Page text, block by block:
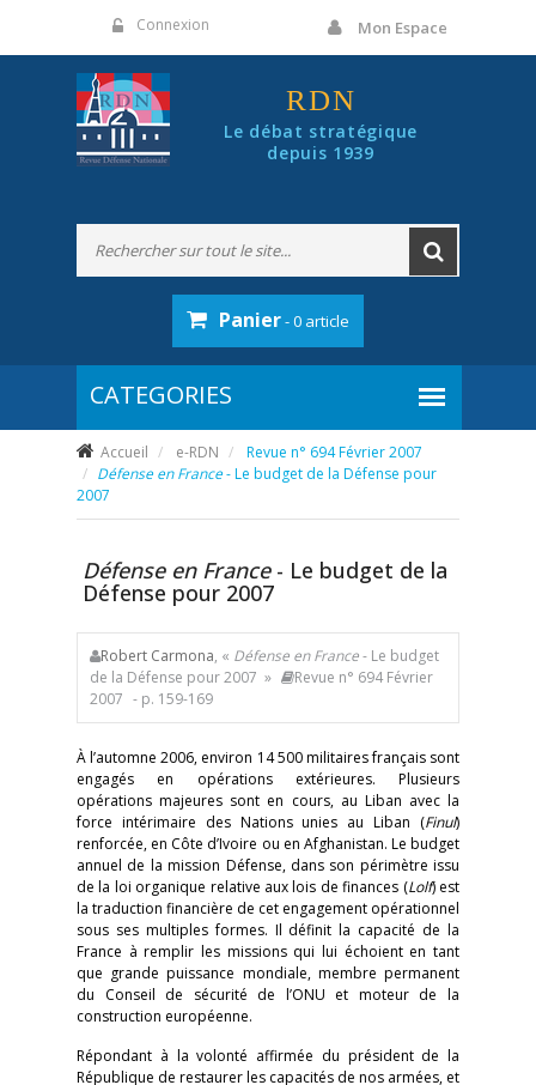
Connexion Mon Espace
RDN
Le débat stratégique
depuis 1939
Panier- 0 article
Accueil e-RDN
Revue n° 694 Février 2007
Défense en France- Le budget de la Défense pour
2007
Défense en France- Le budget de la
Défense pour 2007
Robert Carmona, « Défense en France- Le budget
de la Défense pour 2007 »
Revue n° 694 Février
2007 - p. 159-169
À l’automne 2006, environ 14 500 militaires français sont
engagés en opérations extérieures. Plusieurs
opérations majeures sont en cours, au Liban avec la
force intérimaire des Nations unies au Liban (Finul)
renforcée, en Côte d’Ivoire ou en Afghanistan. Le budget
annuel de la mission Défense, dans son périmètre issu
de la loi organique relative aux lois de finances (Lolf) est
la traduction financière de cet engagement opérationnel
sous ses multiples formes. Il définit la capacité de la
France à remplir les missions qui lui échoient en tant
que grande puissance mondiale, membre permanent
du Conseil de sécurité de l’ONU et moteur de la
construction européenne.
Répondant à la volonté affirmée du président de la
République de restaurer les capacités de nos armées, et